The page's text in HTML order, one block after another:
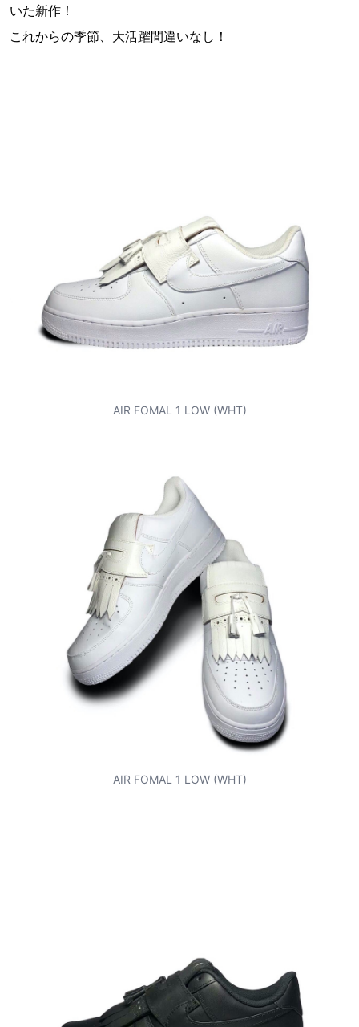
いた新作！
これからの季節、大活躍間違いなし！
AIR FOMAL 1 LOW (WHT)
AIR FOMAL 1 LOW (WHT)